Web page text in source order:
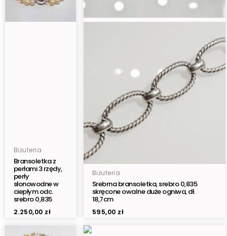
Biżuteria
Bransoletka z
perłami 3 rzędy,
perły
słonowodne w
ciepłym odc.
srebro 0,835
2.250,00 zł
Biżuteria
Srebrna bransoletka, srebro 0,835
skręcone owalne duże ogniwa, dł.
18,7cm
595,00 zł